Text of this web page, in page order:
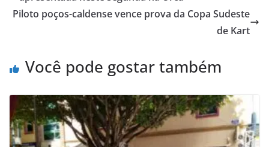
Piloto poços-caldense vence prova da Copa Sudeste
de Kart
Você pode gostar também